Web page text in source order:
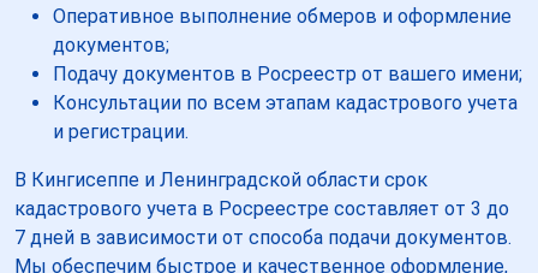
Оперативное выполнение обмеров и оформление
документов;
Подачу документов в Росреестр от вашего имени;
Консультации по всем этапам кадастрового учета
и регистрации.
В Кингисеппе и Ленинградской области срок
кадастрового учета в Росреестре составляет от 3 до
7 дней в зависимости от способа подачи документов.
Мы обеспечим быстрое и качественное оформление,